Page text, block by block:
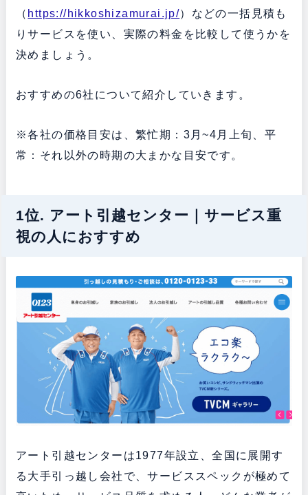
（ https://hikkoshizamurai.jp/）などの一括見積も
りサービスを使い、実際の料金を比較して使うかを
決めましょう。
おすすめの6社について紹介していきます。
※各社の価格目安は、繁忙期：3月~4月上旬、平
常：それ以外の時期の大まかな目安です。
1位. アート引越センター｜サービス重
視の人におすすめ
アート引越センターは1977年設立、全国に展開す
る大手引っ越し会社で、サービススペックが極めて